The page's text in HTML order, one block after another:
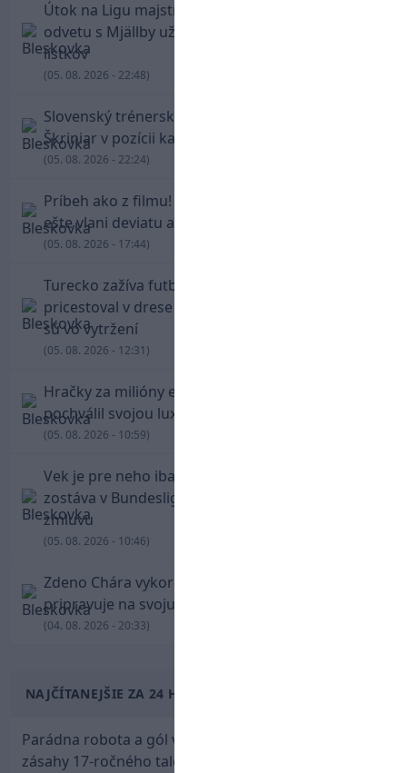
Útok na Ligu majstrov láka! Slovan hlási na
odvetu s Mjällby už viac ako 13-tisíc predaných
lístkov
(05. 08. 2026 - 22:48)
Slovenský trénerský súboj pre Borbélyho,
Škriniar v pozícii kapitána potiahol Fenerbahce
(05. 08. 2026 - 22:24)
Príbeh ako z filmu! Hrdina Slovana Kianga hral
ešte vlani deviatu anglickú ligu
(05. 08. 2026 - 17:44)
Turecko zažíva futbalové šialenstvo! Salah
pricestoval v drese Trabzonsporu, fanúšikovia
sú vo vytržení
(05. 08. 2026 - 12:31)
Hračky za milióny eur! Cristiano Ronaldo sa
pochválil svojou luxusnou zbierkou áut
(05. 08. 2026 - 10:59)
Vek je pre neho iba číslo! Štyridsaťročný Džeko
zostáva v Bundeslige, so Schalke predĺžil
zmluvu
(05. 08. 2026 - 10:46)
Zdeno Chára vykorčuľoval na ľad! V Trenčíne sa
pripravuje na svoju blížiacu sa rozlúčku
(04. 08. 2026 - 20:33)
NAJČÍTANEJŠIE ZA 24 HODÍN
Parádna robota a gól v oslabení! Pozrite si oba
zásahy 17-ročného talentu Rychlíka proti USA